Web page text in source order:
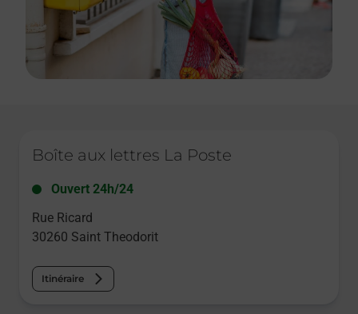
Boîte aux lettres La Poste
Ouvert 24h/24
Rue Ricard
30260 Saint Theodorit
Itinéraire